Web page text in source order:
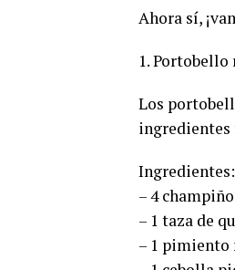
Ahora sí,
1.
Los
ingredientes
Ingredientes:
– 4
– 1 taza de
– 1 pimiento